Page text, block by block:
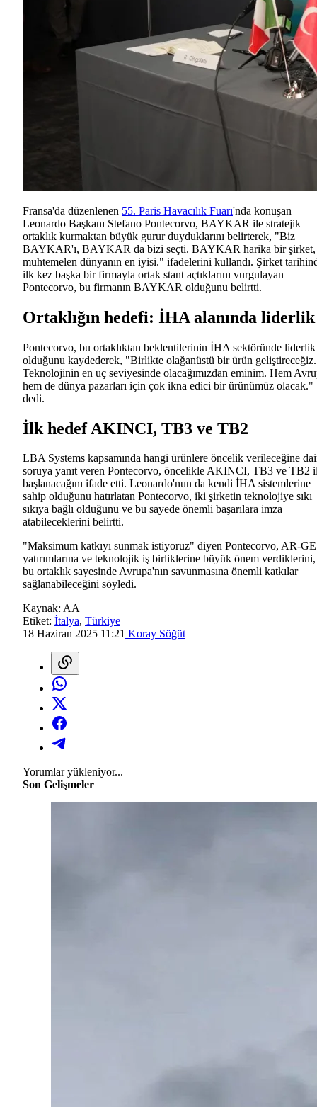
Fransa'da düzenlenen 55. Paris Havacılık Fuarı'nda konuşan
Leonardo Başkanı Stefano Pontecorvo, BAYKAR ile stratejik
ortaklık kurmaktan büyük gurur duyduklarını belirterek, "Biz
BAYKAR'ı, BAYKAR da bizi seçti. BAYKAR harika bir şirket,
muhtemelen dünyanın en iyisi." ifadelerini kullandı. Şirket
ilk kez başka bir firmayla ortak stant açtıklarını vurgulayan
Pontecorvo, bu firmanın BAYKAR olduğunu belirtti.
Ortaklığın hedefi: İHA alanında liderlik
Pontecorvo, bu ortaklıktan beklentilerinin İHA sektöründe liderlik
olduğunu kaydederek, "Birlikte olağanüstü bir ürün geliştireceğiz.
Teknolojinin en uç seviyesinde olacağımızdan eminim. Hem
hem de dünya pazarları için çok ikna edici bir ürünümüz olacak."
dedi.
İlk hedef AKINCI, TB3 ve TB2
LBA Systems kapsamında hangi ürünlere öncelik verileceğine
soruya yanıt veren Pontecorvo, öncelikle AKINCI, TB3 ve TB2
başlanacağını ifade etti. Leonardo'nun da kendi İHA sistemlerine
sahip olduğunu hatırlatan Pontecorvo, iki şirketin teknolojiye sıkı
sıkıya bağlı olduğunu ve bu sayede önemli başarılara imza
atabileceklerini belirtti.
"Maksimum katkıyı sunmak istiyoruz" diyen Pontecorvo, AR-GE
yatırımlarına ve teknolojik iş birliklerine büyük önem verdiklerini,
bu ortaklık sayesinde Avrupa'nın savunmasına önemli katkılar
sağlanabileceğini söyledi.
Kaynak: AA
Etiket: İtalya, Türkiye
18 Haziran 2025 11:21 Koray Söğüt
Yorumlar yükleniyor...
Son Gelişmeler